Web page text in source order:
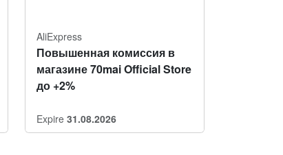
AliExpress
Повышенная комиссия в
магазине 70mai Official Store
до +2%
Expire 31.08.2026